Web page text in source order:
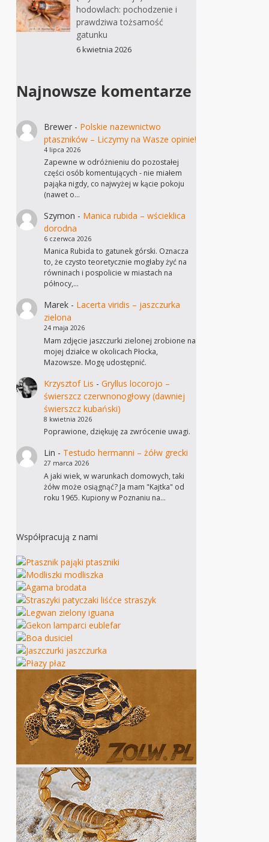
hodowlach: pochodzenie i
prawdziwa tożsamość
gatunku
6 kwietnia 2026
Najnowsze komentarze
Brewer- Polskie nazewnictwo
ptaszników – Liczymy na Wasze opinie!
4 lipca 2026
Zapewne w odróżnieniu do pozostałej
części osób komentujących - nie miałem
pająka nigdy, co najwyżej w kącie pokoju
(nawet o…
Szymon - Manica rubida – wścieklica
dorodna
6 czerwca 2026
Manica Rubida to gatunek górski. Oznacza
to, że czysto teoretycznie mogłaby żyć na
równinach i pospolicie w miastach na
północy,…
Marek- Lacerta viridis – jaszczurka
zielona
24 maja 2026
Mam zdjęcie jaszczurki zielonej zrobione na
mojej działce w okolicach Płocka,
Mazowsze. Mogę udostępnić.
Krzysztof Lis - Gryllus locorojo –
świerszcz czerwnonogłowy (dawniej
świerszcz kubański)
8 kwietnia 2026
Poprawione, dziękuję za zwrócenie uwagi.
Lin - Testudo hermanni – żółw grecki
27 marca 2026
A jaki wiek, w warunkach domowych, taki
żółw może osiągnąć? Ja mam "Kajtka" od
roku 1965. Kupiony w Poznaniu na…
Współpracują z nami